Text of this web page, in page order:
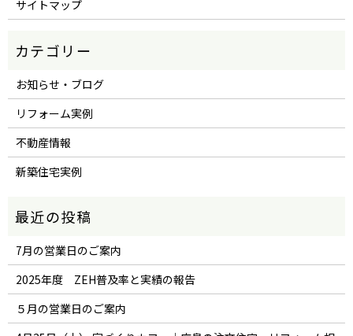
サイトマップ
お知らせ・ブログ
リフォーム実例
不動産情報
新築住宅実例
7月の営業日のご案内
2025年度 ZEH普及率と実績の報告
５月の営業日のご案内